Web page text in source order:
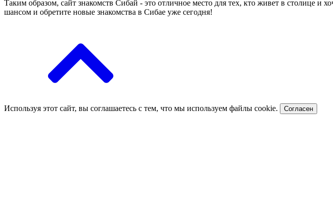
Таким образом, сайт знакомств Сибай - это отличное место для тех, кто живет в столице
шансом и обретите новые знакомства в Сибае уже сегодня!
Используя этот сайт, вы соглашаетесь с тем, что мы используем файлы cookie. Согласен